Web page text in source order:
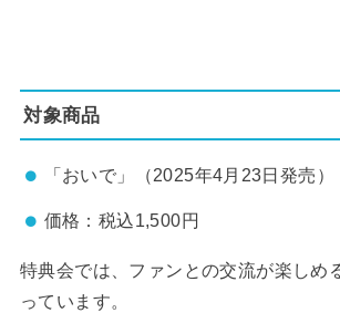
対象商品
「おいで」（2025年4月23日発売）
価格：税込1,500円
特典会では、ファンとの交流が楽しめ
っています。